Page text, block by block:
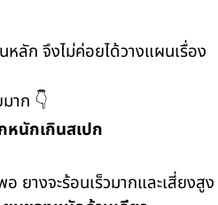
ลัก จึงไม่ค่อยได้วางแผนเรื่อง
าก 👇
กหนักเกินสเปก
ยางจะร้อนเร็วมากและเสี่ยงสูง